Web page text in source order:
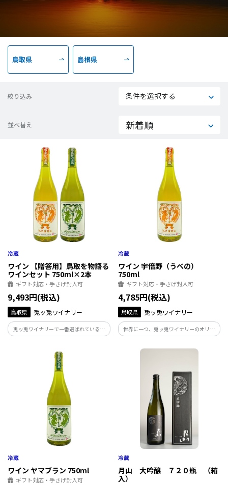
鳥取県 島根県
絞り込み 条件を選択する
並べ替え
ワイン 【贈答用】鳥取を物語る
ワインセット 750ml×2本
ギフト対応・手さげ封入可
9,493円(税込)
鳥取県 兎ッ兎ワイナリー
兎ッ兎ワイナリーで一番選ばれているワ
イン2本をセットにいたしました。
ワイン 宇倍野（うべの）
750ml
ギフト対応・手さげ封入可
4,785円(税込)
鳥取県 兎ッ兎ワイナリー
世界に一つ、兎ッ兎ワイナリーのオリジ
ナルぶどう品種「宇倍野（うべの）」で
醸造したワイン。 鳥取で持続可能なぶど
担うワインです。
ワイン ヤマブラン 750ml
ギフト対応・手さげ封入可
月山 大吟醸 ７２０瓶 （箱
入）